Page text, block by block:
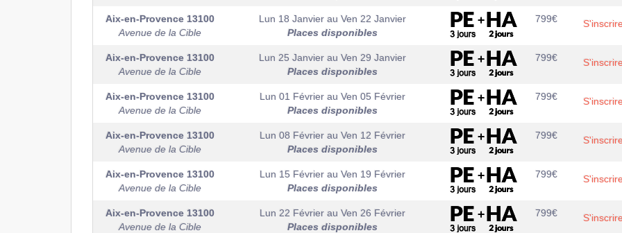
Aix-en-Provence 13100
Avenue de la Cible
Lun 18 Janvier au Ven 22 Janvier
Places disponibles
799€ S'inscrire
Aix-en-Provence 13100
Avenue de la Cible
Lun 25 Janvier au Ven 29 Janvier
Places disponibles
799€ S'inscrire
Aix-en-Provence 13100
Avenue de la Cible
Lun 01 Février au Ven 05 Février
Places disponibles
799€ S'inscrire
Aix-en-Provence 13100
Avenue de la Cible
Lun 08 Février au Ven 12 Février
Places disponibles
799€ S'inscrire
Aix-en-Provence 13100
Avenue de la Cible
Lun 15 Février au Ven 19 Février
Places disponibles
799€ S'inscrire
Aix-en-Provence 13100
Avenue de la Cible
Lun 22 Février au Ven 26 Février
Places disponibles
799€ S'inscrire